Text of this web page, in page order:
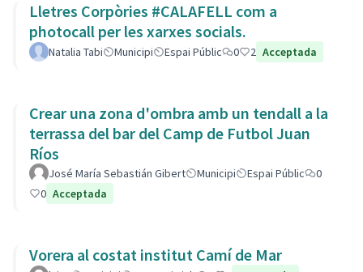
Lletres Corpòries #CALAFELL com a
photocall per les xarxes socials.
Natalia Tabi Municipi Espai Públic 0 2 Acceptada
Crear una zona d'ombra amb un tendall a la
terrassa del bar del Camp de Futbol Juan
Ríos
José María Sebastián Gibert Municipi Espai Públic
0
0 Acceptada
Vorera al costat institut Camí de Mar